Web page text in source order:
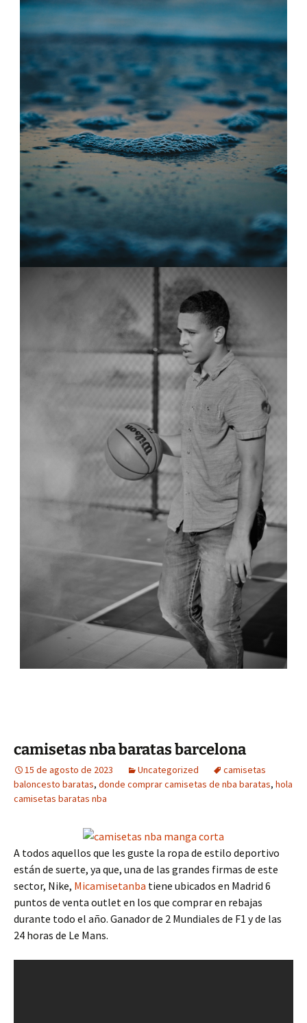
camisetas nba baratas barcelona
15 de agosto de 2023 Uncategorized
camisetas
baloncesto baratas, donde comprar camisetas de nba baratas, hola
camisetas baratas nba
A todos aquellos que les guste la ropa de estilo deportivo
están de suerte, ya que, una de las grandes firmas de este
sector, Nike, Micamisetanba tiene ubicados en Madrid 6
puntos de venta outlet en los que comprar en rebajas
durante todo el año. Ganador de 2 Mundiales de F1 y de las
24 horas de Le Mans.